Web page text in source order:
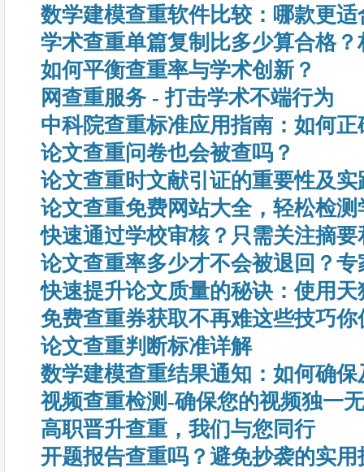
数学建模查重软件比较：哪款更适
学术查重单篇复制比多少算合格
如何平衡查重率与学术创新？
网查重服务 - 打击学术不端行为
中科院查重标准应用指南：如何
论文查重问卷也会被查吗？
论文查重时文献引证的重要性及实
论文查重免费网站大全，轻松检测
快速通过学校审核？只需关注摘要
论文查重率多少才不会被退回？
快速提升论文质量的秘诀：使用
免费查重券获取不再难这些技巧你
论文查重判断标准详解
数学建模查重结果通知：如何确
视频查重检测-确保您的视频独一
高职晋升查重，我们与您同行
开题报告查重吗？避免抄袭的实用